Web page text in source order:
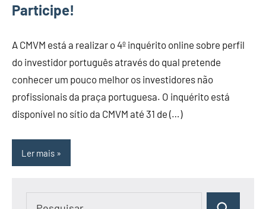
Participe!
A CMVM está a realizar o 4º inquérito online sobre perfil
do investidor português através do qual pretende
conhecer um pouco melhor os investidores não
profissionais da praça portuguesa. O inquérito está
disponível no sítio da CMVM até 31 de (…)
Ler mais